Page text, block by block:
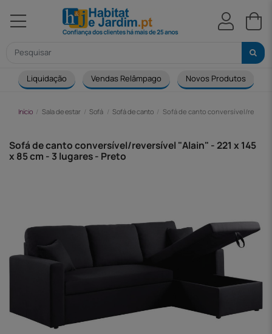
Liquidação Vendas Relâmpago Novos Produtos
Início Sala de estar Sofá Sofá de canto Sofá de canto conversível/
Sofá de canto conversível/reversível "Alain" - 221 x 145
x 85 cm - 3 lugares - Preto